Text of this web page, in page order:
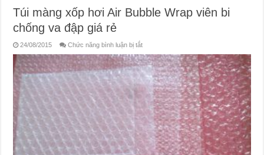
Túi màng xốp hơi Air Bubble Wrap viên bi
chống va đập giá rẻ
24/08/2015 Chức năng bình luận bị tắtở
màng
xốp
hơi
Air
Bubble
Wrap
viên
bi
chống
đập